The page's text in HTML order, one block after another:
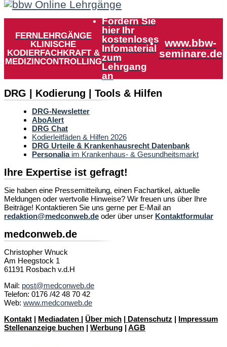
FERNLEHRGÄNGE
KLINISCHE
KODIERFACHKRAFT &
MEDIZINCONTROLLING
Fordern Sie
hier Ihr
kostenloses
Infomaterial
zum
Lehrgang
an
www.bbw-
seminare.de
DRG | Kodierung | Tools & Hilfen
DRG-Newsletter
AboAlert
DRG Chat
Kodierleitfäden & Hilfen 2026
DRG Urteile & Krankenhausrecht Datenbank
Personaliaim Krankenhaus- & Gesundheitsmarkt
Ihre Expertise ist gefragt!
Sie haben eine Pressemitteilung, einen Fachartikel, aktuelle
Meldungen oder wertvolle Hinweise? Wir freuen uns über Ihre
Beiträge! Kontaktieren Sie uns gerne per E-Mail an
redaktion@medconweb.de oder über unser Kontaktformular
medconweb.de
Christopher Wnuck
Am Heegstock 1
61191 Rosbach v.d.H
Mail: post@medconweb.de
Telefon: 0176 /42 48 70 42
Web: www.medconweb.de
Kontakt | Mediadaten | Über mich | Datenschutz | Impressum
Stellenanzeige buchen | Werbung | AGB